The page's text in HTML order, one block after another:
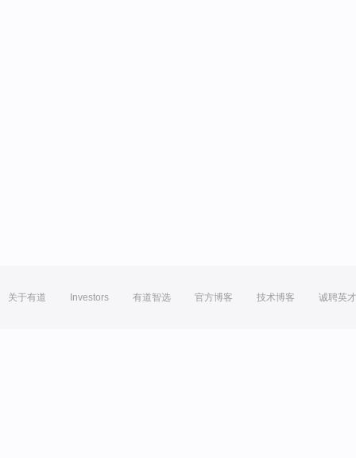
关于有道 Investors 有道智选 官方博客 技术博客 诚聘英才